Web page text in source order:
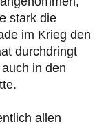
stark die
im Krieg den
durchdringt
in den
allen